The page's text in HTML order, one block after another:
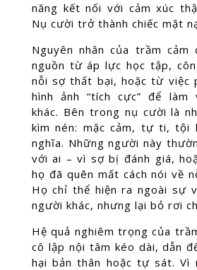
năng kết nối với cảm xúc
Nụ cười trở thành chiếc mặt
Nguyên nhân của trầm
nguồn từ áp lực học tập,
nỗi sợ thất bại, hoặc từ việc
hình ảnh “tích cực” để làm
khác. Bên trong nụ cười là
kìm nén: mặc cảm, tự ti, tội
nghĩa. Những người này
với ai – vì sợ bị đánh giá,
họ đã quên mất cách nói về
Họ chỉ thể hiện ra ngoài sự
người khác, nhưng lại bỏ rơi
Hệ quả nghiêm trọng của
cô lập nội tâm kéo dài, dẫn
hại bản thân hoặc tự sát. Vì